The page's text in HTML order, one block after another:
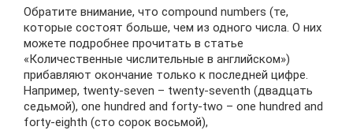
Обратите внимание, что compound numbers (те,
которые состоят больше, чем из одного числа. О них
можете подробнее прочитать в статье
«Количественные числительные в английском»)
прибавляют окончание только к последней цифре.
Например, twenty-seven – twenty-seventh (двадцать
седьмой), one hundred and forty-two – one hundred and
forty-eighth (сто сорок восьмой),